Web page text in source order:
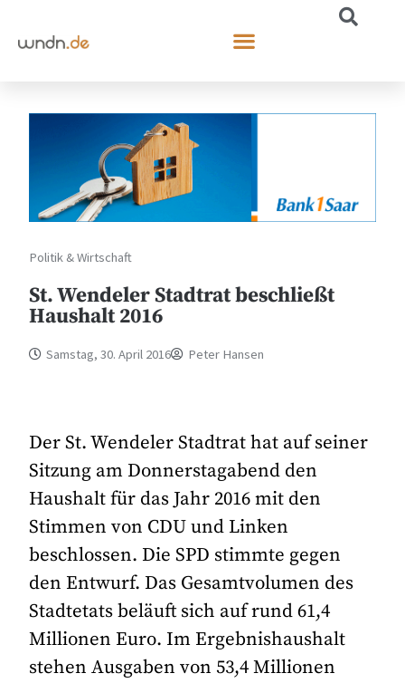
Politik & Wirtschaft
St. Wendeler Stadtrat beschließt
Haushalt 2016
Samstag, 30. April 2016 Peter Hansen
Der St. Wendeler Stadtrat hat auf seiner
Sitzung am Donnerstagabend den
Haushalt für das Jahr 2016 mit den
Stimmen von CDU und Linken
beschlossen. Die SPD stimmte gegen
den Entwurf. Das Gesamtvolumen des
Stadtetats beläuft sich auf rund 61,4
Millionen Euro. Im Ergebnishaushalt
stehen Ausgaben von 53,4 Millionen